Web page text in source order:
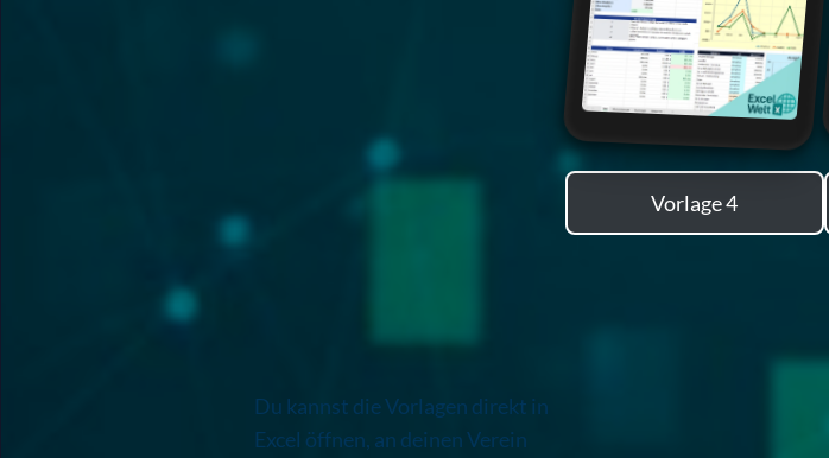
Du kannst die Vorlagen direkt in
Excel öffnen, an deinen Verein
Vorlage 4